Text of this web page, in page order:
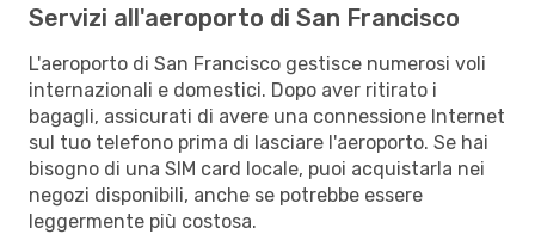
Servizi all'aeroporto di San Francisco
L'aeroporto di San Francisco gestisce numerosi voli
internazionali e domestici. Dopo aver ritirato i
bagagli, assicurati di avere una connessione Internet
sul tuo telefono prima di lasciare l'aeroporto. Se hai
bisogno di una SIM card locale, puoi acquistarla nei
negozi disponibili, anche se potrebbe essere
leggermente più costosa.